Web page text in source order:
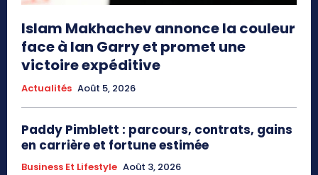
Islam Makhachev annonce la couleur
face à Ian Garry et promet une
victoire expéditive
Actualités Août 5, 2026
Paddy Pimblett : parcours, contrats, gains
en carrière et fortune estimée
Business Et Lifestyle Août 3, 2026